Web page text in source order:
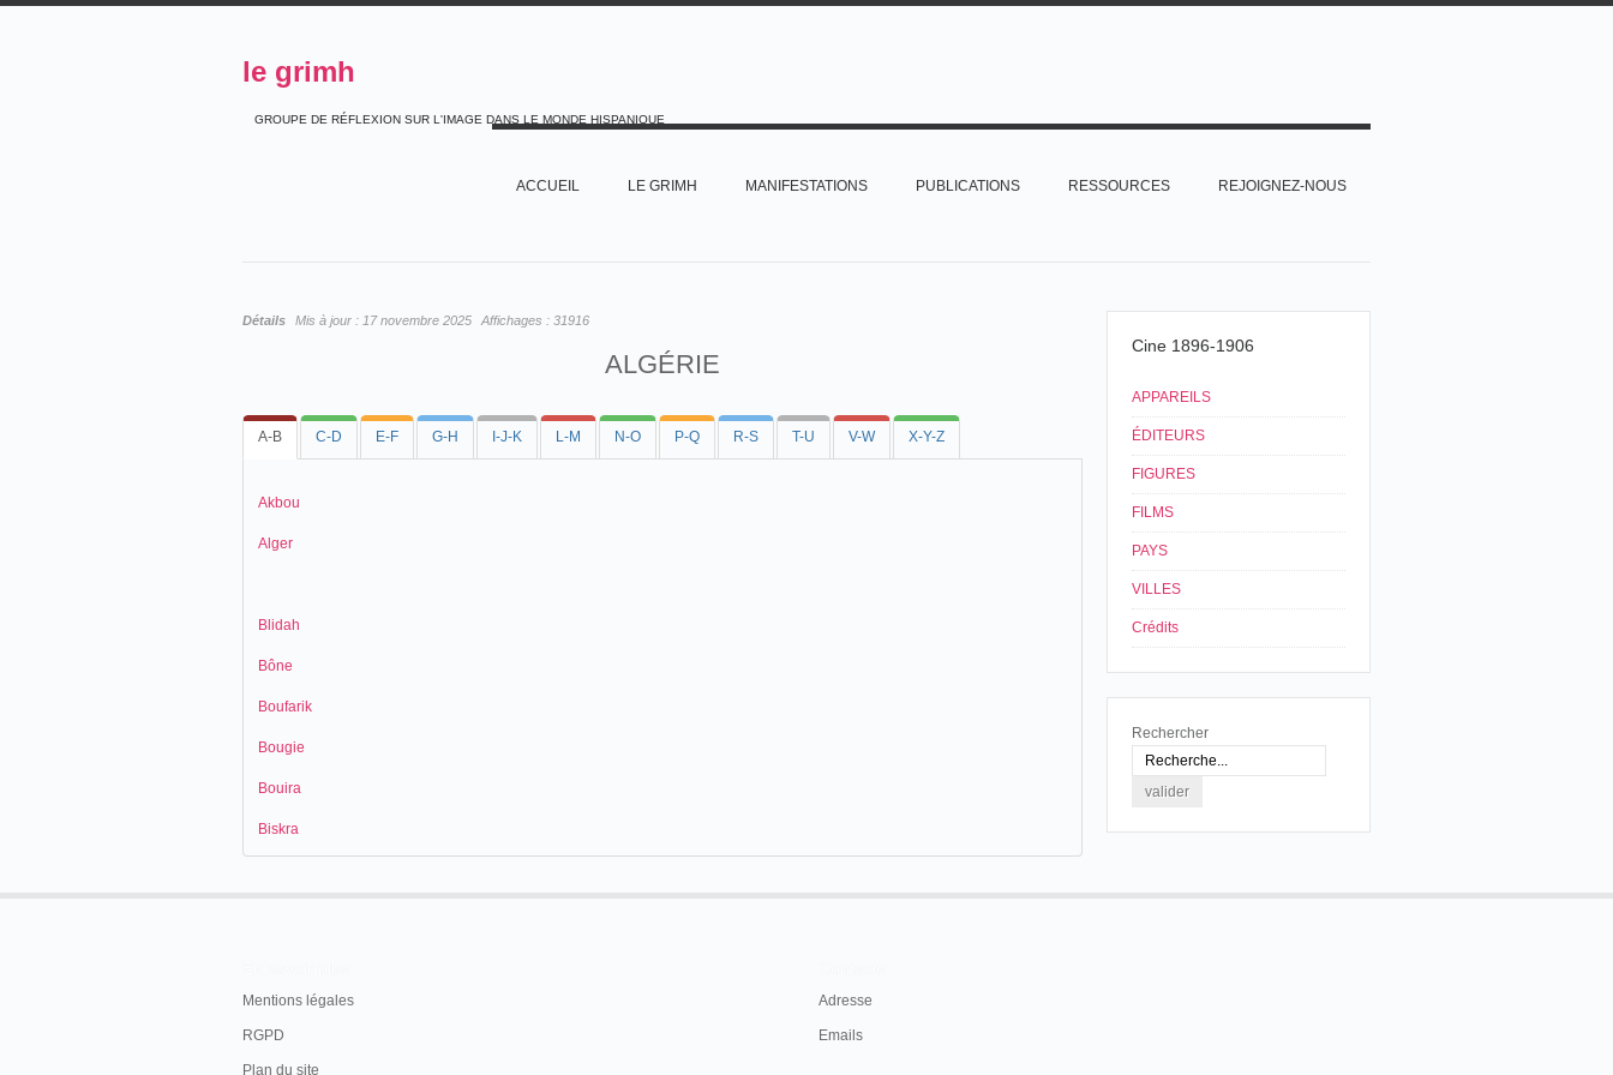
le grimh
GROUPE DE RÉFLEXION SUR L'IMAGE DANS LE MONDE HISPANIQUE
ACCUEIL LE GRIMH MANIFESTATIONS PUBLICATIONS RESSOURCES REJOIGNEZ-NOUS
Détails Mis à jour : 17 novembre 2025 Affichages : 31916
ALGÉRIE
A-B C-D E-F G-H I-J-K L-M N-O P-Q R-S T-U V-W X-Y-Z
Akbou
Alger
Blidah
Bône
Boufarik
Bougie
Bouira
Biskra
Cine 1896-1906
APPAREILS
ÉDITEURS
FIGURES
FILMS
PAYS
VILLES
Crédits
Rechercher
Mentions légales
RGPD
Plan du site
Adresse
Emails